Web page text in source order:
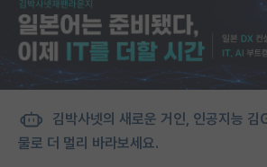
김박사넷의 새로운 거인, 인공지능 김
물로 더 멀리 바라보세요.